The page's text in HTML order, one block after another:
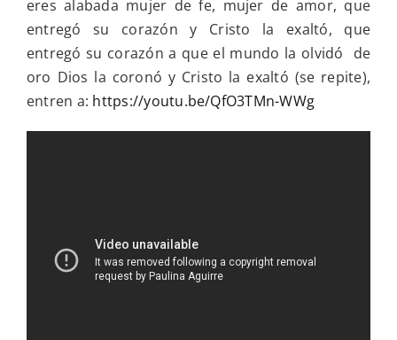
eres alabada mujer de fe, mujer de amor, que
entregó su corazón y Cristo la exaltó, que
entregó su corazón a que el mundo la olvidó de
oro Dios la coronó y Cristo la exaltó (se repite),
entren a: https://youtu.be/QfO3TMn-WWg